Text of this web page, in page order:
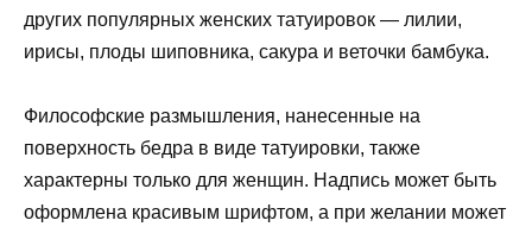
других популярных женских татуировок — лилии,
ирисы, плоды шиповника, сакура и веточки бамбука.
Философские размышления, нанесенные на
поверхность бедра в виде татуировки, также
характерны только для женщин. Надпись может быть
оформлена красивым шрифтом, а при желании может